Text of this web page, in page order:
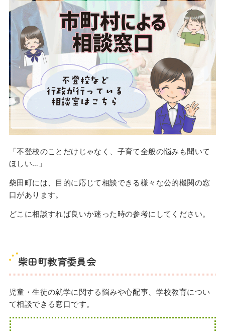
「不登校のことだけじゃなく、子育て全般の悩みも聞いて
ほしい…」
柴田町には、目的に応じて相談できる様々な公的機関の窓
口があります。
どこに相談すれば良いか迷った時の参考にしてください。
柴田町教育委員会
児童・生徒の就学に関する悩みや心配事、学校教育につい
て相談できる窓口です。